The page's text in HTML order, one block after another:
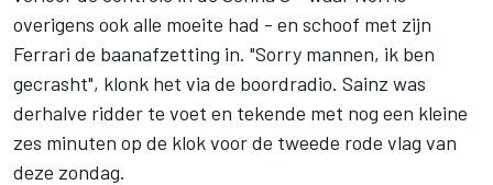
overigens ook alle moeite had - en schoof met zijn
Ferrari de baanafzetting in. "Sorry mannen, ik ben
gecrasht", klonk het via de boordradio. Sainz was
derhalve ridder te voet en tekende met nog een kleine
zes minuten op de klok voor de tweede rode vlag van
deze zondag.